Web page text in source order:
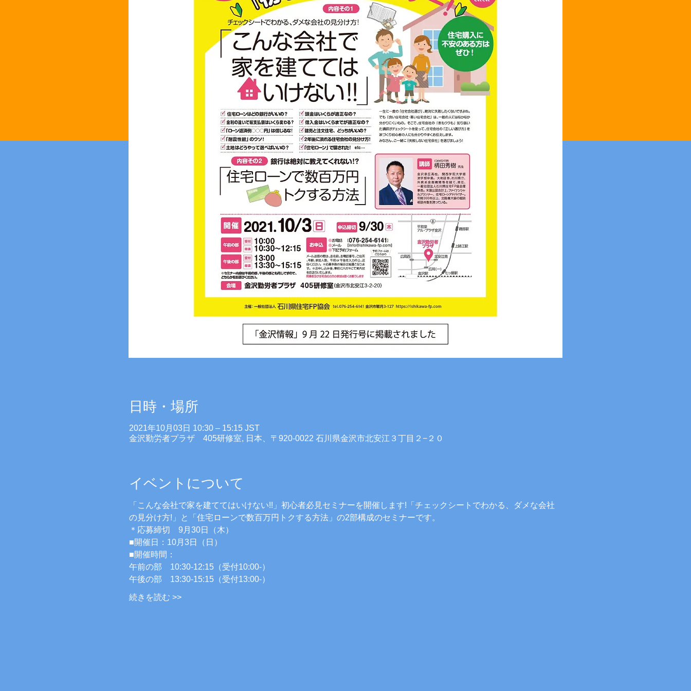
日時・場所
2021年10月03日 10:30 – 15:15 JST
金沢勤労者プラザ 405研修室, 日本、〒920-0022 石川県金沢市北安江３丁目２−２０
イベントについて
「こんな会社で家を建ててはいけない!!」初心者必見セミナーを開催します!「チェックシートでわかる、ダメな会社
の見分け方!」と「住宅ローンで数百万円トクする方法」の2部構成のセミナーです。
＊応募締切　9月30日（木）
■開催日：10月3日（日）
■開催時間：
午前の部　10:30-12:15（受付10:00-）
午後の部　13:30-15:15（受付13:00-）
続きを読む >>